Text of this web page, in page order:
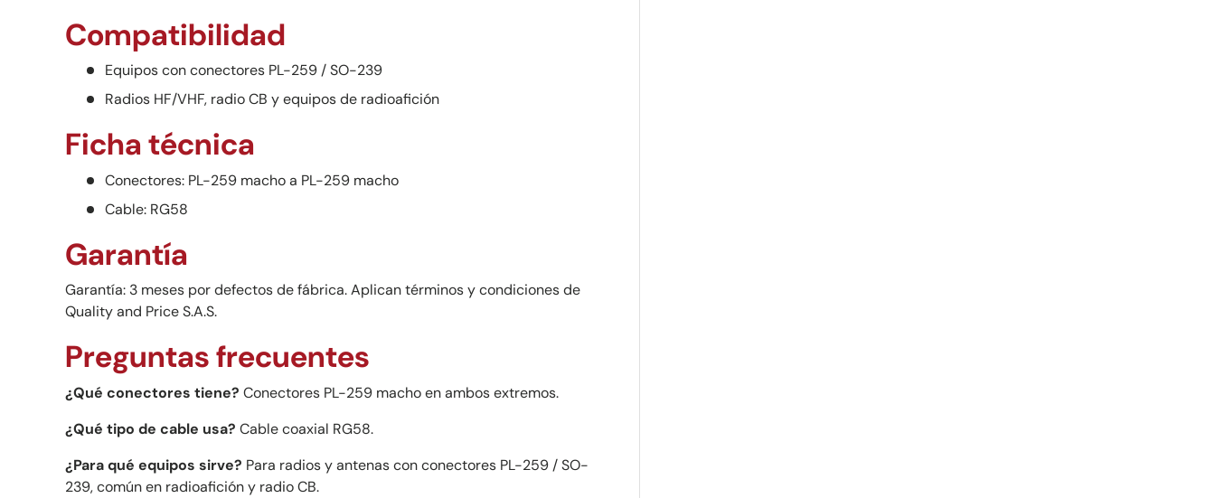
Compatibilidad
Equipos con conectores PL-259 / SO-239
Radios HF/VHF, radio CB y equipos de radioafición
Ficha técnica
Conectores: PL-259 macho a PL-259 macho
Cable: RG58
Garantía
Garantía: 3 meses por defectos de fábrica. Aplican términos y condiciones de
Quality and Price S.A.S.
Preguntas frecuentes
¿Qué conectores tiene? Conectores PL-259 macho en ambos extremos.
¿Qué tipo de cable usa? Cable coaxial RG58.
¿Para qué equipos sirve? Para radios y antenas con conectores PL-259 / SO-
239, común en radioafición y radio CB.